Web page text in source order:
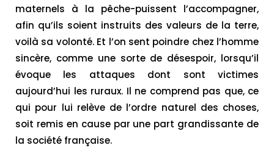
maternels à la pêche-puissent l’accompagner,
afin qu’ils soient instruits des valeurs de la terre,
voilà sa volonté. Et l’on sent poindre chez l’homme
sincère, comme une sorte de désespoir, lorsqu’il
évoque les attaques dont sont victimes
aujourd’hui les ruraux. Il ne comprend pas que, ce
qui pour lui relève de l’ordre naturel des choses,
soit remis en cause par une part grandissante de
la société française.